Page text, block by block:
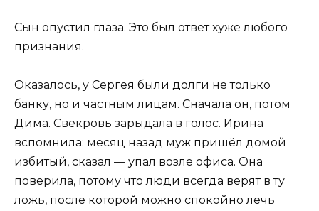
Сын опустил глаза. Это был ответ хуже любого
признания.
Оказалось, у Сергея были долги не только
банку, но и частным лицам. Сначала он, потом
Дима. Свекровь зарыдала в голос. Ирина
вспомнила: месяц назад муж пришёл домой
избитый, сказал — упал возле офиса. Она
поверила, потому что люди всегда верят в ту
ложь, после которой можно спокойно лечь